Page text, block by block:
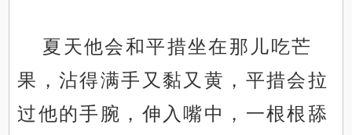
夏天他会和平措坐在那儿吃芒
果，沾得满手又黏又黄，平措会拉
过他的手腕，伸入嘴中，一根根舔